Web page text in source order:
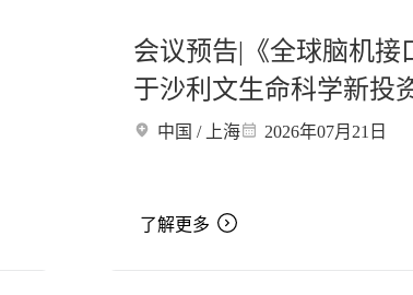
会议预告|《全球脑机接
于沙利文生命科学新投
发布
中国 / 上海 2026年07月21日
了解更多